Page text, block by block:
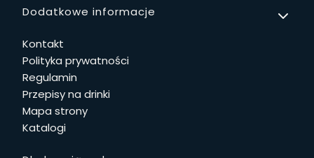
Linki w stopce
Dodatkowe informacje
Kontakt
Polityka prywatności
Regulamin
Przepisy na drinki
Mapa strony
Katalogi